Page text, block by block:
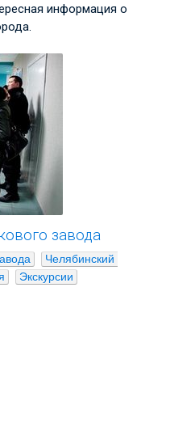
информация о
завода
Челябинский
Экскурсии